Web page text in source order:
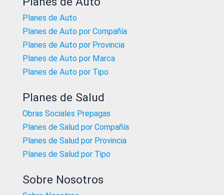
Planes de Auto
Planes de Auto por Compañía
Planes de Auto por Provincia
Planes de Auto por Marca
Planes de Auto por Tipo
Planes de Salud
Obras Sociales Prepagas
Planes de Salud por Compañía
Planes de Salud por Provincia
Planes de Salud por Tipo
Sobre Nosotros